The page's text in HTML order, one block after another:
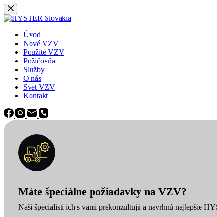
Späť
na
Úvod
Nové VZV
Použité VZV
Požičovňa
Služby
O nás
Svet VZV
Kontakt
Máte špeciálne požiadavky na VZV?
Naši špecialisti ich s vami prekonzultujú a navrhnú najlepšie